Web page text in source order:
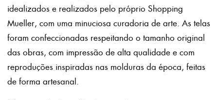
idealizados e realizados pelo próprio Shopping
Mueller, com uma minuciosa curadoria de arte. As telas
foram confeccionadas respeitando o tamanho original
das obras, com impressão de alta qualidade e com
reproduções inspiradas nas molduras da época, feitas
de forma artesanal.